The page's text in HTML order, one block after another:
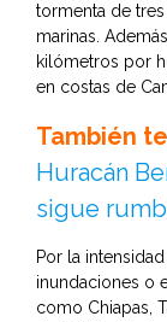
tormenta de
marinas.
kilómetros por
en costas de
También
Huracán
sigue
Por la
inundaciones o
como Chiapas,